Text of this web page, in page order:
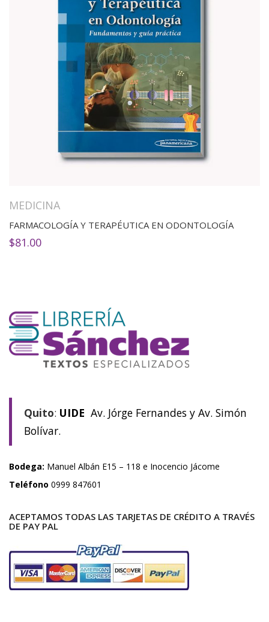
MEDICINA
FARMACOLOGÍA Y TERAPÉUTICA EN ODONTOLOGÍA
$81.00
Quito: UIDE Av. Jórge Fernandes y Av. Simón
Bolívar.
Bodega: Manuel Albán E15 – 118 e Inocencio Jácome
Teléfono 0999 847601
ACEPTAMOS TODAS LAS TARJETAS DE CRÉDITO A TRAVÉS
DE PAY PAL